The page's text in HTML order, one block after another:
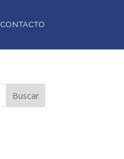
CONTACTO
Buscar